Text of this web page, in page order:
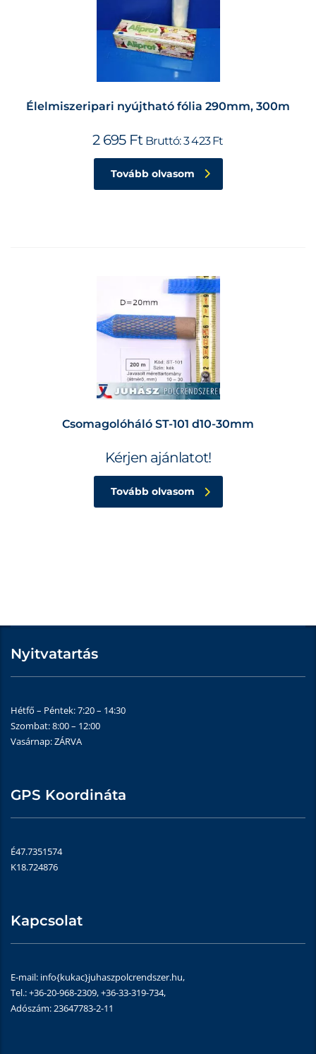
Élelmiszeripari nyújtható fólia 290mm, 300m
2 695 Ft Bruttó:3 423Ft
Tovább olvasom
Csomagolóháló ST-101 d10-30mm
Kérjen ajánlatot!
Tovább olvasom
Nyitvatartás
Hétfő – Péntek: 7:20 – 14:30
Szombat: 8:00 – 12:00
Vasárnap: ZÁRVA
GPS Koordináta
É47.7351574
K18.724876
Kapcsolat
E-mail: info{kukac}juhaszpolcrendszer.hu,
Tel.: +36-20-968-2309, +36-33-319-734,
Adószám: 23647783-2-11